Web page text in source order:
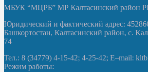
МБУК “МЦРБ” МР Калтасинский район
Юридический и фактический адрес:
Башкортостан, Калтасинский район, с.
74
Тел.: 8 (34779) 4-15-42; 4-25-42; E–mail:
Режим работы: